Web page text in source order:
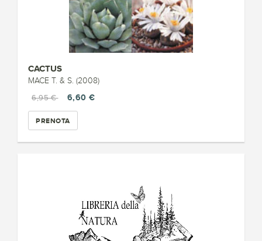
CACTUS
MACE T. & S. (2008)
6,95 €
6,60 €
PRENOTA